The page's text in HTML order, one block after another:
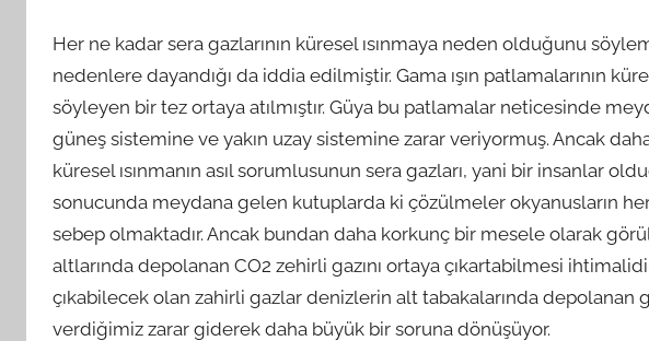
Her ne kadar sera gazlarının küresel ısınmaya neden olduğunu
nedenlere dayandığı da iddia edilmiştir. Gama ışın patlamalarının
söyleyen bir tez ortaya atılmıştır. Güya bu patlamalar neticesinde
güneş sistemine ve yakın uzay sistemine zarar veriyormuş. Ancak
küresel ısınmanın asıl sorumlusunun sera gazları, yani bir insanlar
sonucunda meydana gelen kutuplarda ki çözülmeler okyanusların
sebep olmaktadır. Ancak bundan daha korkunç bir mesele olarak
altlarında depolanan CO2 zehirli gazını ortaya çıkartabilmesi
çıkabilecek olan zahirli gazlar denizlerin alt tabakalarında depolanan
verdiğimiz zarar giderek daha büyük bir soruna dönüşüyor.